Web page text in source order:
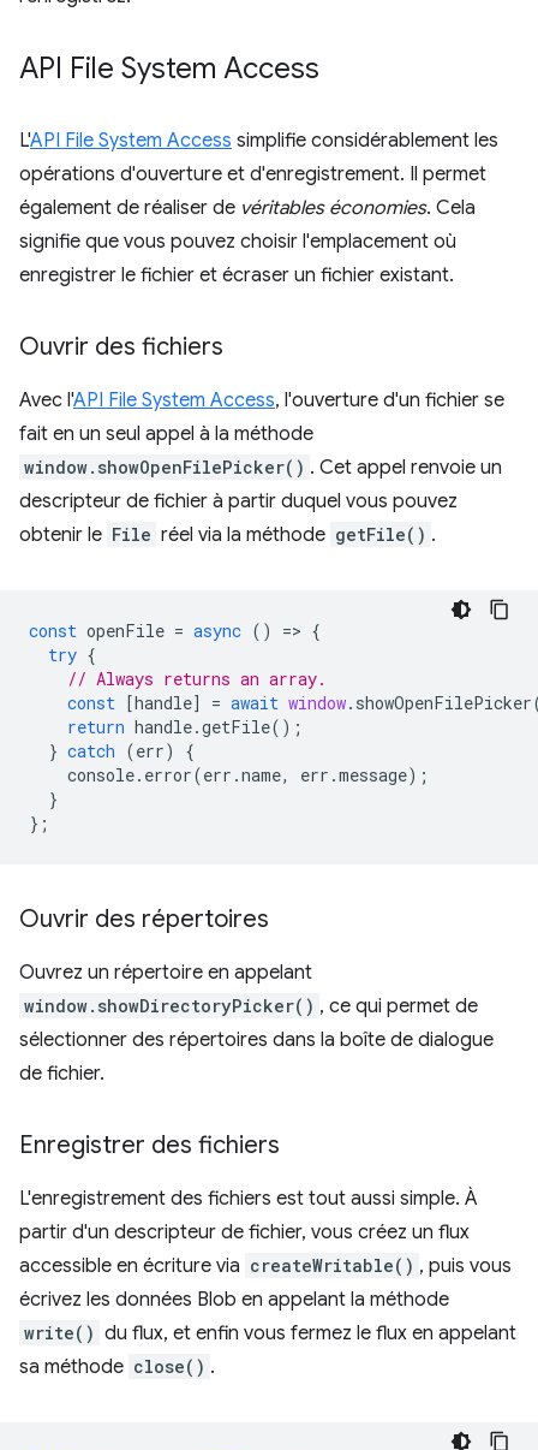
API File System Access
L'API File System Access simplifie considérablement les
opérations d'ouverture et d'enregistrement. Il permet
également de réaliser de véritables économies. Cela
signifie que vous pouvez choisir l'emplacement où
enregistrer le fichier et écraser un fichier existant.
Ouvrir des fichiers
Avec l'API File System Access, l'ouverture d'un fichier se
fait en un seul appel à la méthode
window.showOpenFilePicker() . Cet appel renvoie un
descripteur de fichier à partir duquel vous pouvez
obtenir le File réel via la méthode getFile() .
const openFile = async () => {
try {
// Always returns an array.
const [handle] = await window. showOpenFilePicker
return handle.getFile();
} catch (err)
{
console. error(err .name, err .message);
}
};
Ouvrir des répertoires
Ouvrez un répertoire en appelant
window.showDirectoryPicker() , ce qui permet de
sélectionner des répertoires dans la boîte de dialogue
de fichier.
Enregistrer des fichiers
L'enregistrement des fichiers est tout aussi simple. À
partir d'un descripteur de fichier, vous créez un flux
accessible en écriture via createWritable() , puis vous
écrivez les données Blob en appelant la méthode
write() du flux, et enfin vous fermez le flux en appelant
sa méthode close() .